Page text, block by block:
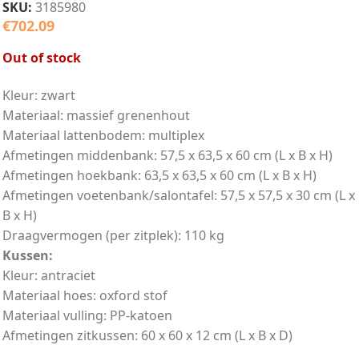
SKU: 3185980
€702.09
Out of stock
Kleur: zwart
Materiaal: massief grenenhout
Materiaal lattenbodem: multiplex
Afmetingen middenbank: 57,5 x 63,5 x 60 cm (L x B x H)
Afmetingen hoekbank: 63,5 x 63,5 x 60 cm (L x B x H)
Afmetingen voetenbank/salontafel: 57,5 x 57,5 x 30 cm (L x
B x H)
Draagvermogen (per zitplek): 110 kg
Kussen:
Kleur: antraciet
Materiaal hoes: oxford stof
Materiaal vulling: PP-katoen
Afmetingen zitkussen: 60 x 60 x 12 cm (L x B x D)